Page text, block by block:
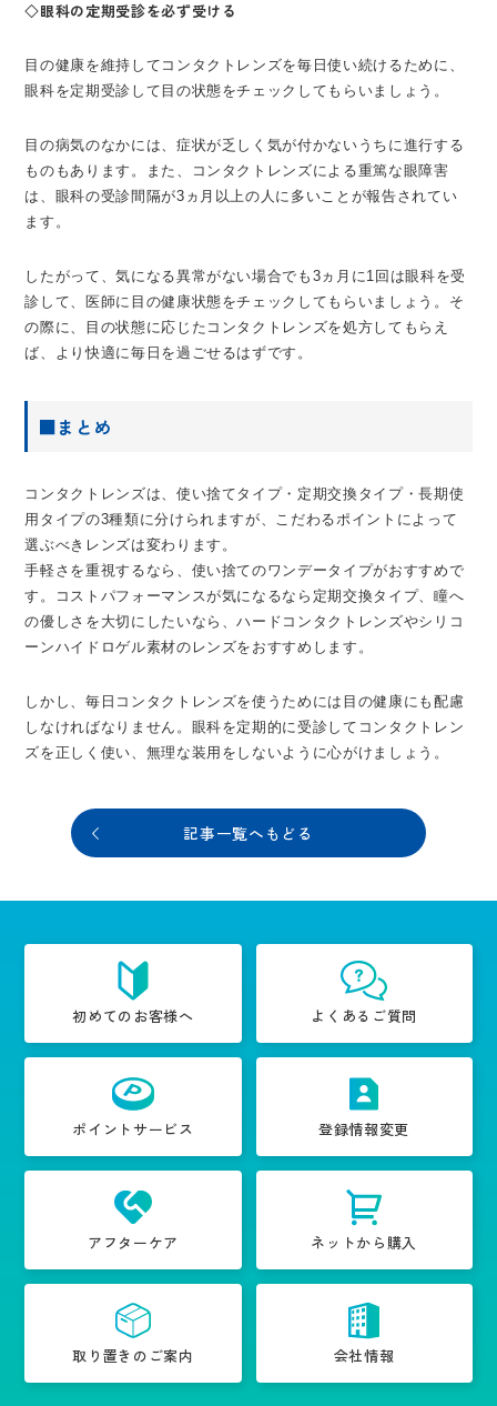
◇眼科の定期受診を必ず受ける
目の健康を維持してコンタクトレンズを毎日使い続けるために、
眼科を定期受診して目の状態をチェックしてもらいましょう。
目の病気のなかには、症状が乏しく気が付かないうちに進行する
ものもあります。また、コンタクトレンズによる重篤な眼障害
は、眼科の受診間隔が3ヵ月以上の人に多いことが報告されてい
ます。
したがって、気になる異常がない場合でも3ヵ月に1回は眼科を受
診して、医師に目の健康状態をチェックしてもらいましょう。そ
の際に、目の状態に応じたコンタクトレンズを処方してもらえ
ば、より快適に毎日を過ごせるはずです。
■まとめ
コンタクトレンズは、使い捨てタイプ・定期交換タイプ・長期使
用タイプの3種類に分けられますが、こだわるポイントによって
選ぶべきレンズは変わります。
手軽さを重視するなら、使い捨てのワンデータイプがおすすめで
す。コストパフォーマンスが気になるなら定期交換タイプ、瞳へ
の優しさを大切にしたいなら、ハードコンタクトレンズやシリコ
ーンハイドロゲル素材のレンズをおすすめします。
しかし、毎日コンタクトレンズを使うためには目の健康にも配慮
しなければなりません。眼科を定期的に受診してコンタクトレン
ズを正しく使い、無理な装用をしないように心がけましょう。
記事一覧へもどる
初めてのお客様へ よくあるご質問
ポイントサービス 登録情報変更
アフターケア ネットから購入
取り置きのご案内 会社情報